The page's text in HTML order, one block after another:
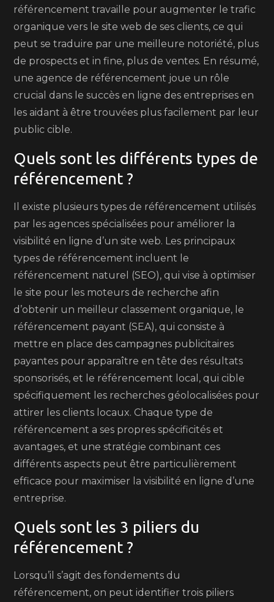
référencement travaille pour augmenter le trafic
organique vers le site web de ses clients, ce qui
peut se traduire par une meilleure notoriété, plus
de prospects et in fine, plus de ventes. En résumé,
une agence de référencement joue un rôle
crucial dans le succès en ligne des entreprises en
les aidant à être trouvées plus facilement par leur
public cible.
Quels sont les différents types de
référencement ?
Il existe plusieurs types de référencement utilisés
par les agences spécialisées pour améliorer la
visibilité en ligne d’un site web. Les principaux
types de référencement incluent le
référencement naturel (SEO), qui vise à optimiser
le site pour les moteurs de recherche afin
d’obtenir un meilleur classement organique, le
référencement payant (SEA), qui consiste à
mettre en place des campagnes publicitaires
payantes pour apparaître en tête des résultats
sponsorisés, et le référencement local, qui cible
spécifiquement les recherches géolocalisées pour
attirer les clients locaux. Chaque type de
référencement a ses propres spécificités et
avantages, et une stratégie combinant ces
différents aspects peut être particulièrement
efficace pour maximiser la visibilité en ligne d’une
entreprise.
Quels sont les 3 piliers du
référencement ?
Lorsqu’il s’agit des fondements du
référencement, on peut identifier trois piliers